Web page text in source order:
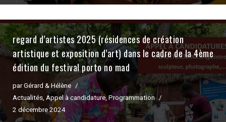
regard d’artistes 2025 (résidences de création
artistique et exposition d’art) dans le cadre de la 4ème
édition du festival porto no mad
parGérard & Hélène
Actualités Appel à candidature,Programmation
2 décembre 2024